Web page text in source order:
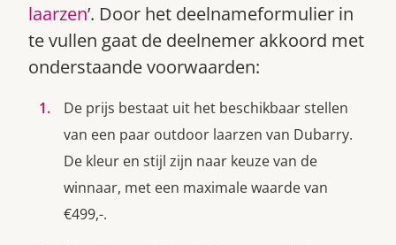
laarzen’. Door het deelnameformulier in
te vullen gaat de deelnemer akkoord met
onderstaande voorwaarden:
De prijs bestaat uit het beschikbaar stellen
van een paar outdoor laarzen van Dubarry.
De kleur en stijl zijn naar keuze van de
winnaar, met een maximale waarde van
€499,-.